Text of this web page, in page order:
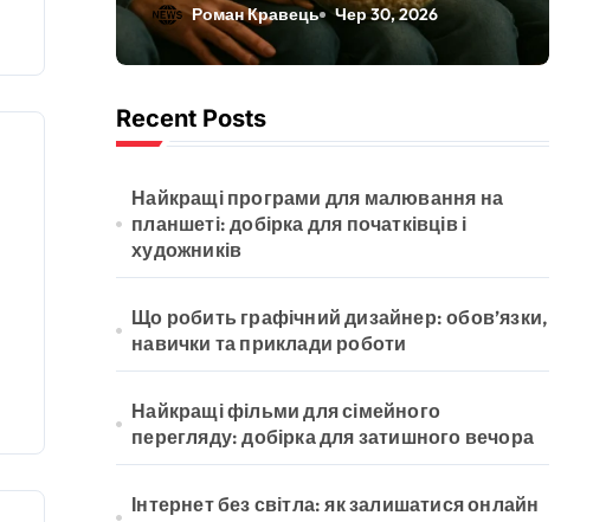
залишатися
онлайн під час
відключень
Роман Кравець Чер 30, 2026
Recent Posts
Найкращі програми для малювання на
планшеті: добірка для початківців і
художників
Що робить графічний дизайнер: обов’язки,
навички та приклади роботи
Найкращі фільми для сімейного
перегляду: добірка для затишного вечора
Інтернет без світла: як залишатися онлайн